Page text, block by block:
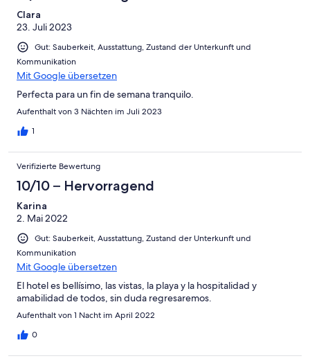
Clara
23. Juli 2023
Gut: Sauberkeit, Ausstattung, Zustand der Unterkunft und
Kommunikation
Mit Google übersetzen
Perfecta para un fin de semana tranquilo.
Aufenthalt von 3 Nächten im Juli 2023
1
Verifizierte Bewertung
10/10 – Hervorragend
Karina
2. Mai 2022
Gut: Sauberkeit, Ausstattung, Zustand der Unterkunft und
Kommunikation
Mit Google übersetzen
El hotel es bellísimo, las vistas, la playa y la hospitalidad y
amabilidad de todos, sin duda regresaremos.
Aufenthalt von 1 Nacht im April 2022
0